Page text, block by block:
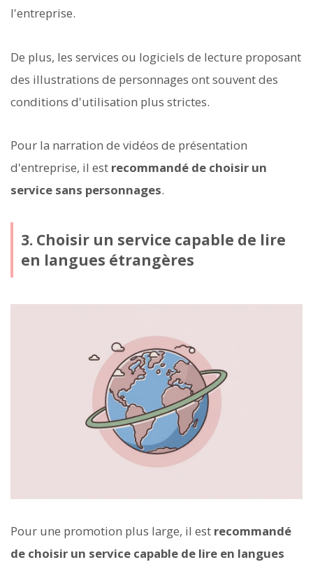
l'entreprise.
De plus, les services ou logiciels de lecture proposant
des illustrations de personnages ont souvent des
conditions d'utilisation plus strictes.
Pour la narration de vidéos de présentation
d'entreprise, il est recommandé de choisir un
service sans personnages.
3. Choisir un service capable de lire
en langues étrangères
Pour une promotion plus large, il est recommandé
de choisir un service capable de lire en langues